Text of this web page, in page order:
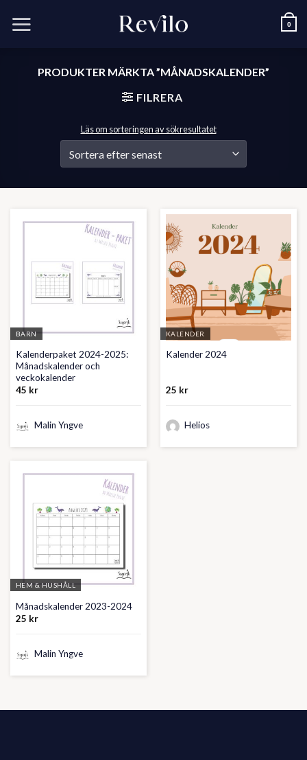
0
PRODUKTER MÄRKTA ”MÅNADSKALENDER”
FILRERA
Läs om sorteringen av sökresultatet
BARN
Kalenderpaket 2024-2025:
Månadskalender och
veckokalender
45 kr
Malin Yngve
KALENDER
Kalender 2024
25 kr
Helios
HEM & HUSHÅLL
Månadskalender 2023-2024
25 kr
Malin Yngve